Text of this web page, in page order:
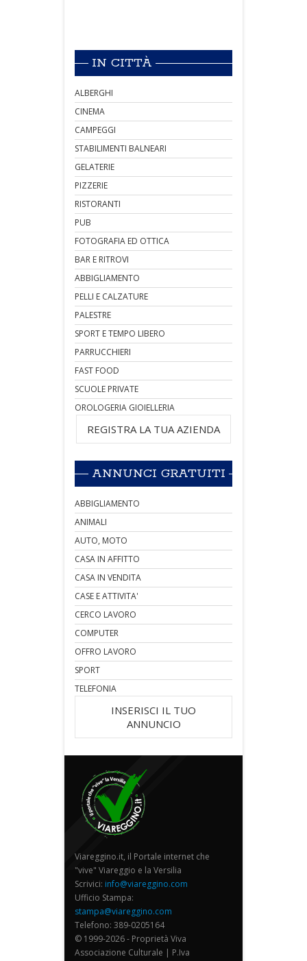
IN CITTÀ
ALBERGHI
CINEMA
CAMPEGGI
STABILIMENTI BALNEARI
GELATERIE
PIZZERIE
RISTORANTI
PUB
FOTOGRAFIA ED OTTICA
BAR E RITROVI
ABBIGLIAMENTO
PELLI E CALZATURE
PALESTRE
SPORT E TEMPO LIBERO
PARRUCCHIERI
FAST FOOD
SCUOLE PRIVATE
OROLOGERIA GIOIELLERIA
REGISTRA LA TUA AZIENDA
ANNUNCI GRATUITI
ABBIGLIAMENTO
ANIMALI
AUTO, MOTO
CASA IN AFFITTO
CASA IN VENDITA
CASE E ATTIVITA'
CERCO LAVORO
COMPUTER
OFFRO LAVORO
SPORT
TELEFONIA
INSERISCI IL TUO
ANNUNCIO
Viareggino.it, il Portale internet che
"vive" Viareggio e la Versilia
Scrivici: info@viareggino.com
Ufficio Stampa:
stampa@viareggino.com
Telefono: 389-0205164
© 1999-2026 - Proprietà Viva
Associazione Culturale | P.Iva